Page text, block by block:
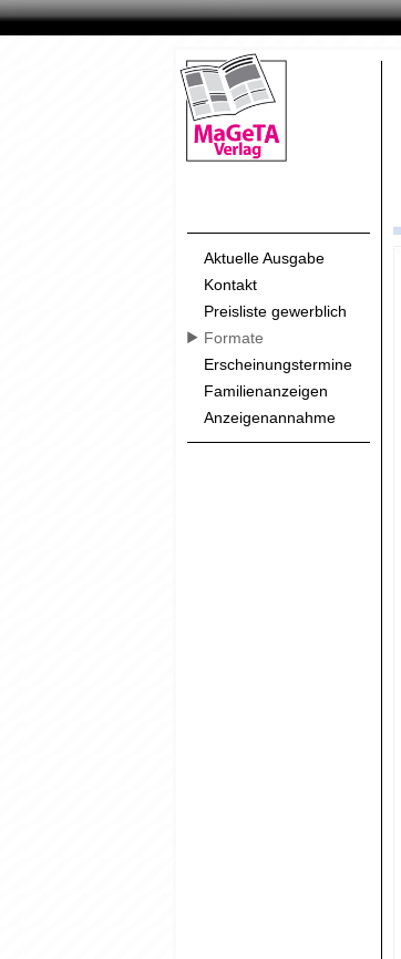
Aktuelle Ausgabe
Kontakt
Preisliste gewerblich
Formate
Erscheinungstermine
Familienanzeigen
Anzeigenannahme